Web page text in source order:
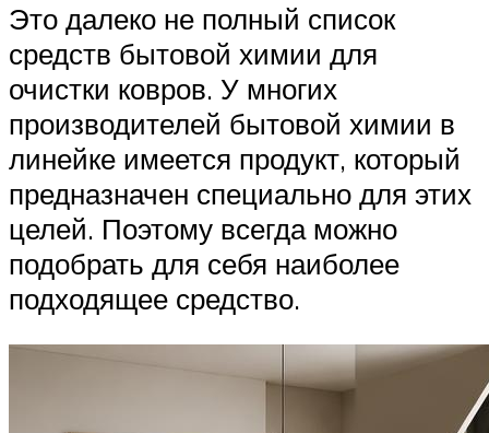
Это далеко не полный список
средств бытовой химии для
очистки ковров. У многих
производителей бытовой химии в
линейке имеется продукт, который
предназначен специально для этих
целей. Поэтому всегда можно
подобрать для себя наиболее
подходящее средство.